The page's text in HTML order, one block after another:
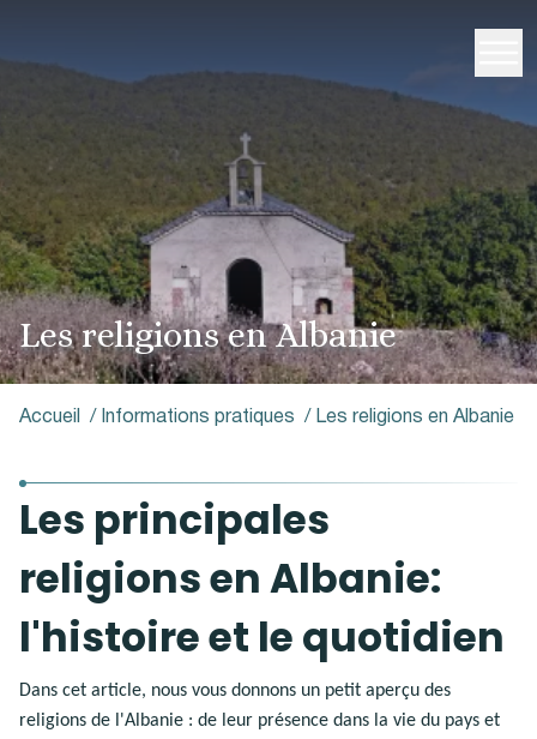
Les religions en Albanie
Accueil / Informations pratiques / Les religions en Albanie
Les principales
religions en Albanie:
l'histoire et le quotidien
Dans cet article, nous vous donnons un petit aperçu des
religions de l'Albanie : de leur présence dans la vie du pays et